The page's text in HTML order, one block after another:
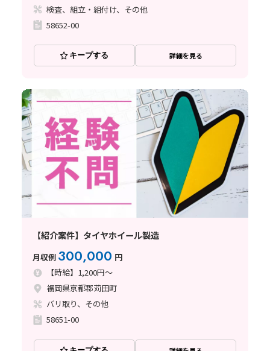
検査、組立・組付け、その他
58652-00
キープする 詳細を見る
【紹介案件】タイヤホイール製造
月収例 300,000 円
【時給】1,200円～
福岡県京都郡苅田町
バリ取り、その他
58651-00